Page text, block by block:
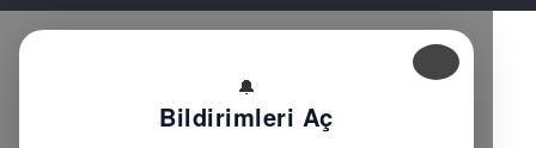
🔔
Bildirimleri Aç